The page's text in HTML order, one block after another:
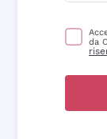
da